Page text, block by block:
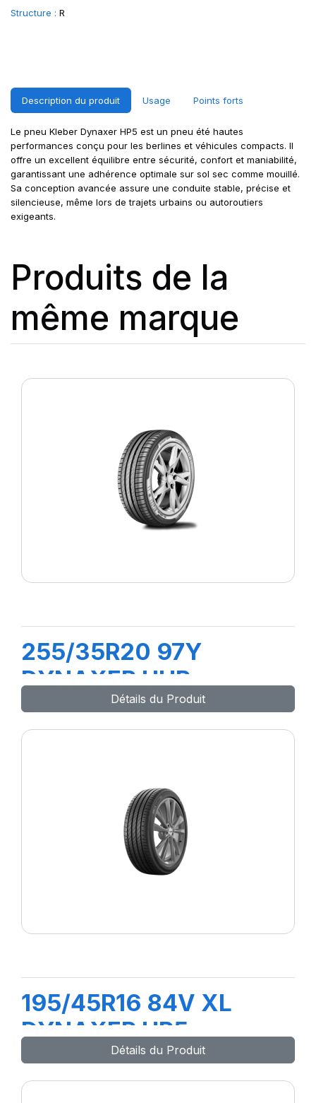
Structure : R
Description du produit Usage Points forts
Le pneu Kleber Dynaxer HP5 est un pneu été hautes
performances conçu pour les berlines et véhicules compacts. Il
offre un excellent équilibre entre sécurité, confort et maniabilité,
garantissant une adhérence optimale sur sol sec comme mouillé.
Sa conception avancée assure une conduite stable, précise et
silencieuse, même lors de trajets urbains ou autoroutiers
exigeants.
Produits de la
même marque
255/35R20 97Y
DYNAXER UHP
Détails du Produit
195/45R16 84V XL
DYNAXER HP5
Détails du Produit